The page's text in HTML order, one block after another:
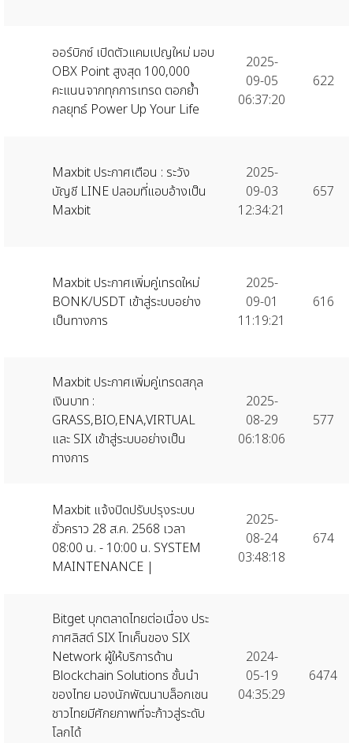
ออร์บิกซ์ เปิดตัวแคมเปญใหม่ มอบ
OBX Point สูงสุด 100,000
คะแนนจากทุกการเทรด ตอกย้ำ
กลยุทธ์ Power Up Your Life
2025-
09-05
06:37:20
622
Maxbit ประกาศเตือน : ระวัง
บัญชี LINE ปลอมที่แอบอ้างเป็น
Maxbit
2025-
09-03
12:34:21
657
Maxbit ประกาศเพิ่มคู่เทรดใหม่
BONK/USDT เข้าสู่ระบบอย่าง
เป็นทางการ
2025-
09-01
11:19:21
616
Maxbit ประกาศเพิ่มคู่เทรดสกุล
เงินบาท :
GRASS,BIO,ENA,VIRTUAL
และ SIX เข้าสู่ระบบอย่างเป็น
ทางการ
2025-
08-29
06:18:06
577
Maxbit แจ้งปิดปรับปรุงระบบ
ชั่วคราว 28 ส.ค. 2568 เวลา
08:00 น. - 10:00 น. SYSTEM
MAINTENANCE |
2025-
08-24
03:48:18
674
Bitget บุกตลาดไทยต่อเนื่อง ประ
กาศลิสต์ SIX โทเค็นของ SIX
Network ผู้ให้บริการด้าน
Blockchain Solutions ชั้นนำ
ของไทย มองนักพัฒนาบล็อกเชน
ชาวไทยมีศักยภาพที่จะก้าวสู่ระดับ
โลกได้
2024-
05-19
04:35:29
6474